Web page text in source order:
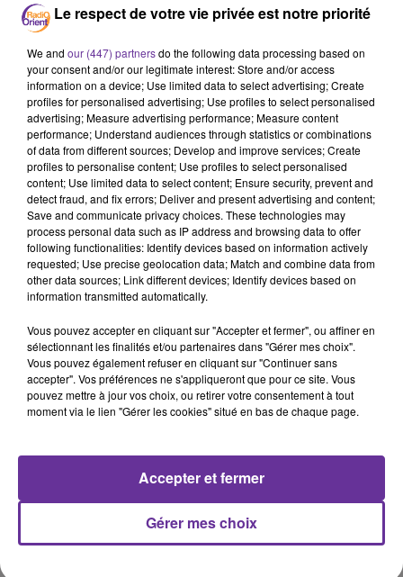
LE JOURNAL EN LANGUE FRANCAISE DU SOIR
31/03/2025
LE JOURNAL EN LANGUE FRANCAISE DU SOIR
31/03/2025
0:00 14 min 54 sec
SUR LE MÊME SUJET
Présidentielle 2027 : plusieurs candidats
France : la canicule fait son retour, 42 °C
attendus et risque...
Le respect de votre vie privée est notre priorité
We and our (447) partnersdo the following data processing based on
your consent and/or our legitimate interest: Store and/or access
information on a device; Use limited data to select advertising; Create
profiles for personalised advertising; Use profiles to select personalised
advertising; Measure advertising performance; Measure content
performance; Understand audiences through statistics or combinations
of data from different sources; Develop and improve services; Create
profiles to personalise content; Use profiles to select personalised
content; Use limited data to select content; Ensure security, prevent and
detect fraud, and fix errors; Deliver and present advertising and content;
Save and communicate privacy choices. These technologies may
process personal data such as IP address and browsing data to offer
following functionalities: Identify devices based on information actively
requested; Use precise geolocation data; Match and combine data from
other data sources; Link different devices; Identify devices based on
information transmitted automatically.
Vous pouvez accepter en cliquant sur "Accepter et fermer", ou affiner en
sélectionnant les finalités et/ou partenaires dans "Gérer mes choix".
Vous pouvez également refuser en cliquant sur "Continuer sans
accepter". Vos préférences ne s'appliqueront que pour ce site. Vous
pouvez mettre à jour vos choix, ou retirer votre consentement à tout
moment via le lien "Gérer les cookies" situé en bas de chaque page.
Gérer mes choix
Accepter et fermer